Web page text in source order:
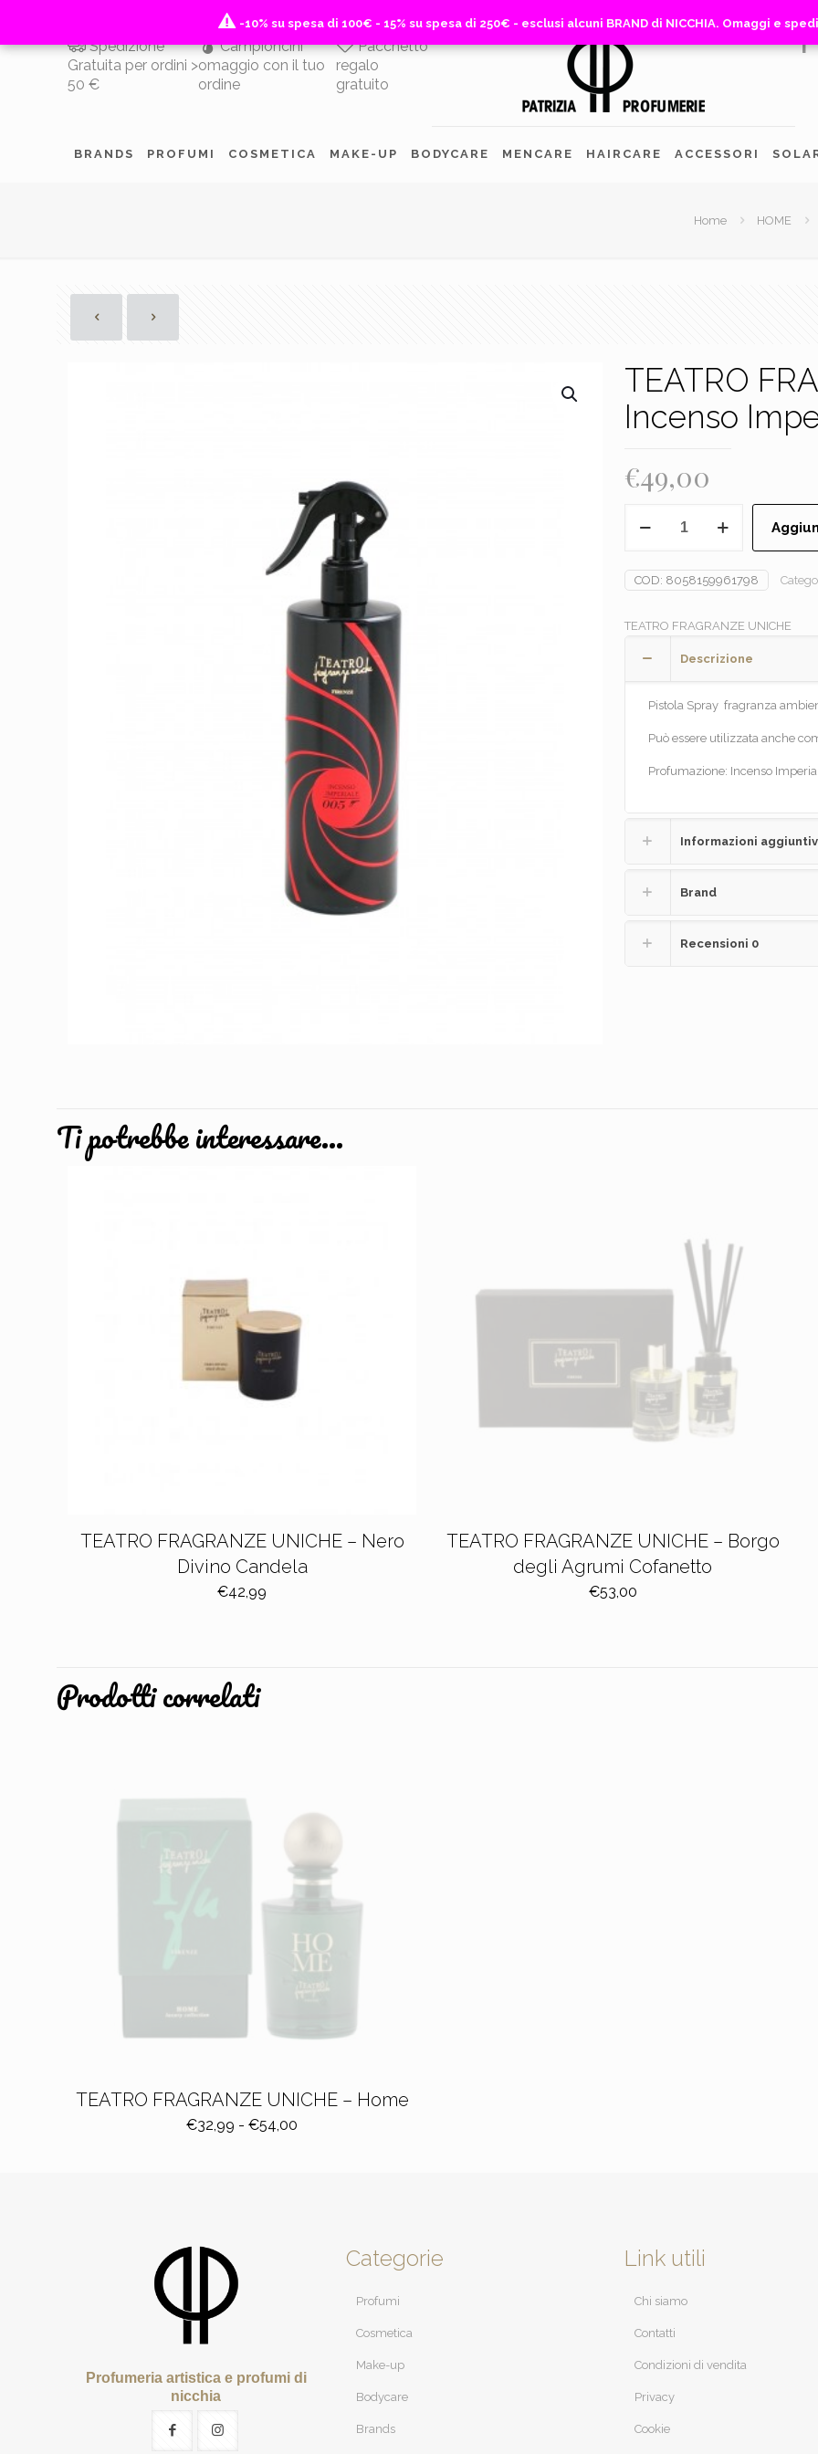
Spedizione
Gratuita per ordini >
50 €
Campioncini
omaggio con il tuo
ordine
Pacchetto
regalo
gratuito
BRANDS PROFUMI COSMETICA MAKE-UP BODYCARE MENCARE HAIRCARE ACCESSORI
Home HOME
TEATRO
Incenso
€49,00
FRAGRANZE
-
Incenso
Pistola
COD: 8058159961798
TEATRO FRAGRANZE UNICHE
Descrizione
Pistola Spray fragranza
Può essere utilizzata anche
Profumazione: Incenso
Informazioni
Brand
Recensioni 0
Ti potrebbe interessare…
TEATRO FRAGRANZE UNICHE – Nero
Divino Candela
€42,99
TEATRO FRAGRANZE UNICHE – Borgo
degli Agrumi Cofanetto
€53,00
Prodotti correlati
TEATRO FRAGRANZE UNICHE – Home
€32,99 - €54,00
Profumeria artistica e profumi di
nicchia
Categorie
Profumi
Cosmetica
Make-up
Bodycare
Brands
Link utili
Chi siamo
Contatti
Condizioni di vendita
Privacy
Cookie
-10% su spesa di 100€ - 15% su spesa di 250€ - esclusi alcuni BRAND di NICCHIA. Omaggi e
-10% su spesa di 100€ - 15% su spesa di 250€ - esclusi alcuni BRAND di NICCHIA. Omaggi e